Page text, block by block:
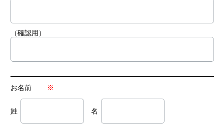
（確認用）
お名前
姓 名